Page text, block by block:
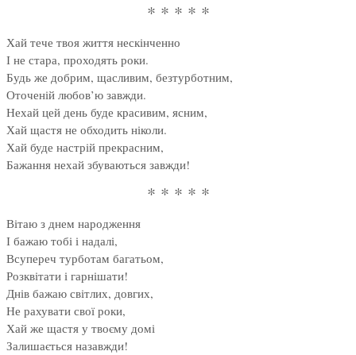
* * * * *
Хай тече твоя життя нескінченно
І не стара, проходять роки.
Будь же добрим, щасливим, безтурботним,
Оточеній любов’ю завжди.
Нехай цей день буде красивим, ясним,
Хай щастя не обходить ніколи.
Хай буде настрій прекрасним,
Бажання нехай збуваються завжди!
* * * * *
Вітаю з днем народження
І бажаю тобі і надалі,
Всупереч турботам багатьом,
Розквітати і гарнішати!
Днів бажаю світлих, довгих,
Не рахувати свої роки,
Хай же щастя у твоєму домі
Залишається назавжди!